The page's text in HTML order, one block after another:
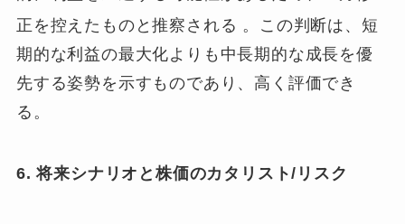
正を控えたものと推察される 。この判断は、短
期的な利益の最大化よりも中長期的な成長を優
先する姿勢を示すものであり、高く評価でき
る。
6. 将来シナリオと株価のカタリスト/リスク